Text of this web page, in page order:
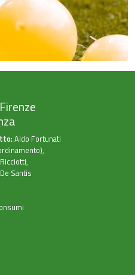
Aldo Fortunati
Santis